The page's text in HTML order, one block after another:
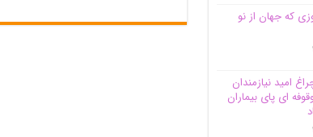
که جهان از نو
امید نیازمندان
ای پای بیماران